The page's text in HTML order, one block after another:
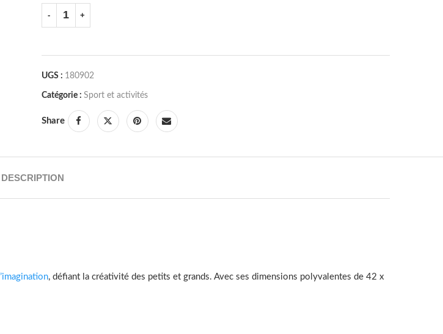
UGS : 180902
Catégorie : Sport et activités
Share
DESCRIPTION
l’imagination, défiant la créativité des petits et grands. Avec ses dimensions polyvalentes de 42 x